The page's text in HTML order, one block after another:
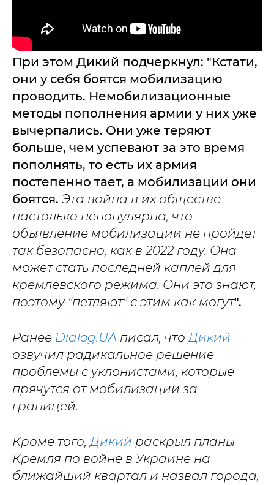
При этом Дикий подчеркнул: "Кстати,
они у себя боятся мобилизацию
проводить. Немобилизационные
методы пополнения армии у них уже
вычерпались. Они уже теряют
больше, чем успевают за это время
пополнять, то есть их армия
постепенно тает, а мобилизации они
боятся. Эта война в их обществе
настолько непопулярна, что
объявление мобилизации не пройдет
так безопасно, как в 2022 году. Она
может стать последней каплей для
кремлевского режима. Они это знают,
поэтому "петляют" с этим как могут".
Ранее Dialog.UA писал, чтоДикий
озвучил радикальное решение
проблемы с уклонистами, которые
прячутся от мобилизации за
границей.
Кроме того,Дикий раскрыл планы
Кремля по войне в Украине на
ближайший квартал и назвал города,